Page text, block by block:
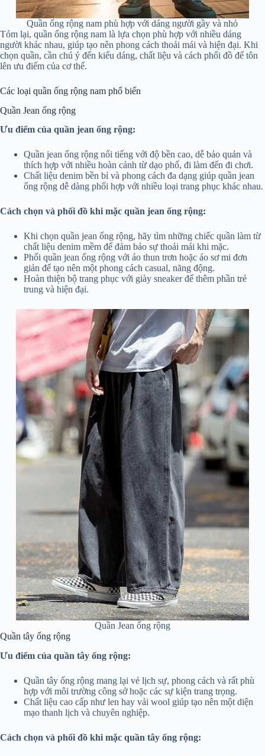
Quần ống rộng nam phù hợp với dáng người gầy và nhỏ
Tóm lại, quần ống rộng nam là lựa chọn phù hợp với nhiều dáng
người khác nhau, giúp tạo nên phong cách thoải mái và hiện đại. Khi
chọn quần, cần chú ý đến kiểu dáng, chất liệu và cách phối đồ để tôn
lên ưu điểm của cơ thể.
Các loại quần ống rộng nam phổ biến
Quần Jean ống rộng
Ưu điểm của quần jean ống rộng:
Quần jean ống rộng nổi tiếng với độ bền cao, dễ bảo quản và
thích hợp với nhiều hoàn cảnh từ dạo phố, đi làm đến đi chơi.
Chất liệu denim bền bỉ và phong cách đa dạng giúp quần jean
ống rộng dễ dàng phối hợp với nhiều loại trang phục khác nhau.
Cách chọn và phối đồ khi mặc quần jean ống rộng:
Khi chọn quần jean ống rộng, hãy tìm những chiếc quần làm từ
chất liệu denim mềm để đảm bảo sự thoải mái khi mặc.
Phối quần jean ống rộng với áo thun trơn hoặc áo sơ mi đơn
giản để tạo nên một phong cách casual, năng động.
Hoàn thiện bộ trang phục với giày sneaker để thêm phần trẻ
trung và hiện đại.
Quần Jean ống rộng
Quần tây ống rộng
Ưu điểm của quần tây ống rộng:
Quần tây ống rộng mang lại vẻ lịch sự, phong cách và rất phù
hợp với môi trường công sở hoặc các sự kiện trang trọng.
Chất liệu cao cấp như len hay vải wool giúp tạo nên một diện
mạo thanh lịch và chuyên nghiệp.
Cách chọn và phối đồ khi mặc quần tây ống rộng: